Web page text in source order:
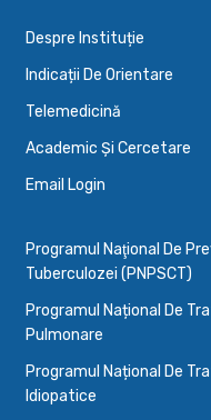
Despre Instituție
Indicații De Orientare
Telemedicină
Academic Și Cercetare
Email Login
Programul Naţional De
Tuberculozei (PNPSCT)
Programul Național De
Pulmonare
Programul Național De
Idiopatice